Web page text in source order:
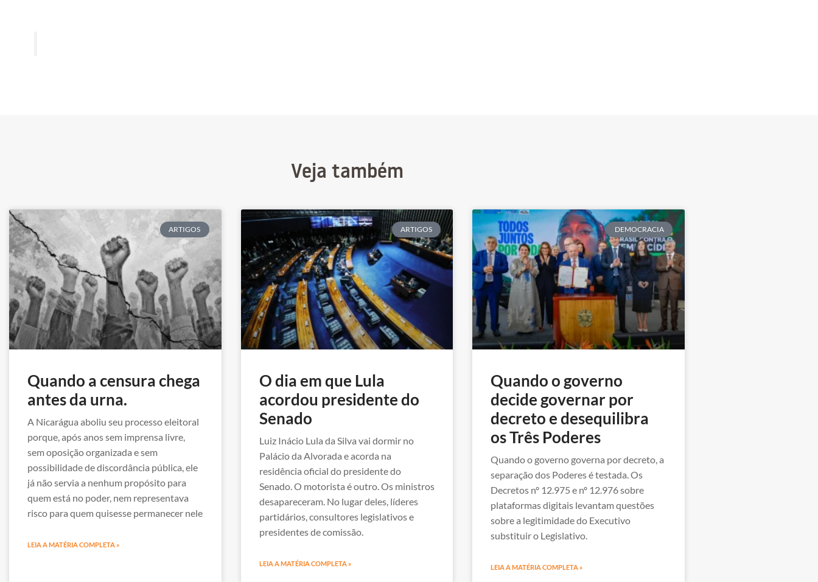
Veja também
ARTIGOS
Quando a censura chega
antes da urna.
A Nicarágua aboliu seu processo eleitoral
porque, após anos sem imprensa livre,
sem oposição organizada e sem
possibilidade de discordância pública, ele
já não servia a nenhum propósito para
quem está no poder, nem representava
risco para quem quisesse permanecer nele
LEIA A MATÉRIA COMPLETA »
ARTIGOS
O dia em que Lula
acordou presidente do
Senado
Luiz Inácio Lula da Silva vai dormir no
Palácio da Alvorada e acorda na
residência oficial do presidente do
Senado. O motorista é outro. Os ministros
desapareceram. No lugar deles, líderes
partidários, consultores legislativos e
presidentes de comissão.
LEIA A MATÉRIA COMPLETA »
DEMOCRACIA
Quando o governo
decide governar por
decreto e desequilibra
os Três Poderes
Quando o governo governa por decreto, a
separação dos Poderes é testada. Os
Decretos nº 12.975 e nº 12.976 sobre
plataformas digitais levantam questões
sobre a legitimidade do Executivo
substituir o Legislativo.
LEIA A MATÉRIA COMPLETA »